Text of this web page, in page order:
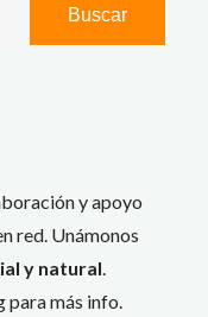
Buscar
y apoyo
red. Unámonos
y natural
para más info.